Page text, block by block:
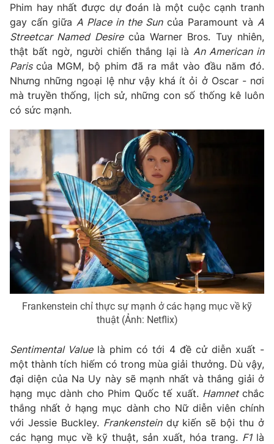
Phim hay nhất được dự đoán là một cuộc cạnh tranh
gay cấn giữa A Place in the Suncủa Paramount và A
Streetcar Named Desirecủa Warner Bros. Tuy nhiên,
thật bất ngờ, người chiến thắng lại là An American in
Paris của MGM, bộ phim đã ra mắt vào đầu năm đó.
Nhưng những ngoại lệ như vậy khá ít ỏi ở Oscar - nơi
mà truyền thống, lịch sử, những con số thống kê luôn
có sức mạnh.
Frankenstein chỉ thực sự mạnh ở các hạng mục về kỹ
thuật (Ảnh: Netflix)
Sentimental Valuelà phim có tới 4 đề cử diễn xuất -
một thành tích hiếm có trong mùa giải thưởng. Dù vậy,
đại diện của Na Uy này sẽ mạnh nhất và thắng giải ở
hạng mục dành cho Phim Quốc tế xuất. Hamnetchắc
thắng nhất ở hạng mục dành cho Nữ diễn viên chính
với Jessie Buckley. Frankensteindự kiến sẽ bội thu ở
các hạng mục về kỹ thuật, sản xuất, hóa trang. F1là